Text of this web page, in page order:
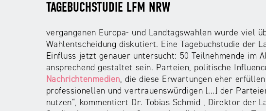
TAGEBUCHSTUDIE LFM NRW
vergangenen Europa- und Landtagswahlen wurde viel
Wahlentscheidung diskutiert. Eine Tagebuchstudie der
Einfluss jetzt genauer untersucht: 50 Teilnehmende im
ansprechend gestaltet sein. Parteien, politische
Nachrichtenmedien, die diese Erwartungen eher
professionellen und vertrauenswürdigen [...] der
nutzen“, kommentiert Dr. Tobias Schmid , Direktor der